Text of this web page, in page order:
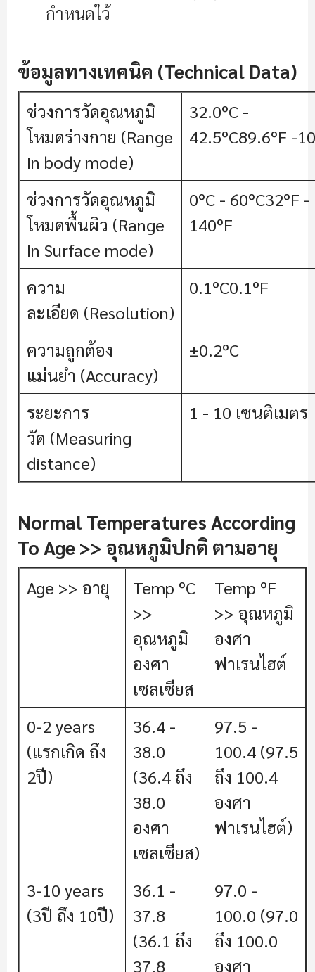
กำหนดใว้
ข้อมูลทางเทคนิค (Technical Data)
ช่วงการวัดอุณหภูมิ
โหมดร่างกาย (Range
In body mode)
32.0ºC -
42.5ºC89.6ºF -
ช่วงการวัดอุณหภูมิ
โหมดพื้นผิว (Range
In Surface mode)
0ºC - 60ºC32ºF -
140ºF
ความ
ละเอียด (Resolution)
0.1ºC0.1ºF
ความถูกต้อง
แม่นยำ (Accuracy)
±0.2ºC
ระยะการ
วัด (Measuring
distance)
1 - 10 เซนติเมตร
Normal Temperatures According
To Age >> อุณหภูมิปกติ ตามอายุ
Age >> อายุ
Temp ºC
>>
อุณหภูมิ
องศา
เซลเซียส
Temp ºF
>> อุณหภูมิ
องศา
ฟาเรนไฮต์
0-2 years
(แรกเกิด ถึง
2ปี)
36.4 -
38.0
(36.4 ถึง
38.0
องศา
เซลเซียส)
97.5 -
100.4 (97.5
ถึง 100.4
องศา
ฟาเรนไฮต์)
3-10 years
(3ปี ถึง 10ปี)
36.1 -
37.8
(36.1 ถึง
37.8
97.0 -
100.0 (97.0
ถึง 100.0
องศา